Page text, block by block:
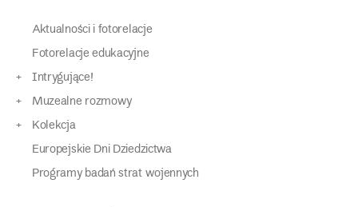
Aktualności i fotorelacje
Fotorelacje edukacyjne
Intrygujące!
Muzealne rozmowy
Kolekcja
Europejskie Dni Dziedzictwa
Programy badań strat wojennych